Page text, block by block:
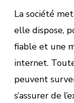
La société
elle dispose,
fiable et une
internet.
peuvent
s’assurer de